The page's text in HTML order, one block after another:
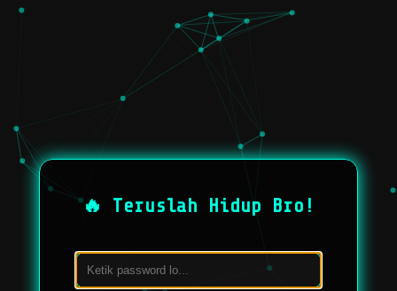
🔥 Teruslah Hidup Bro!